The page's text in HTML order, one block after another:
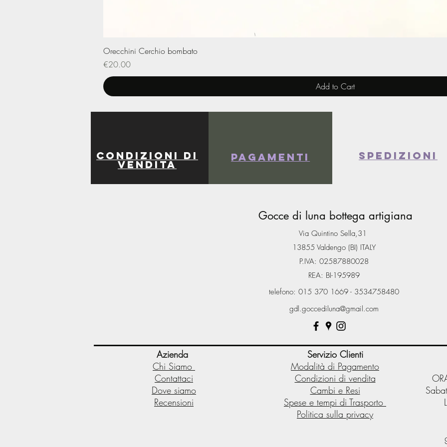
Orecchini Cerchio bombato
Price
€20.00
Add to Cart
Pagamenti spedizioni
Condizioni di
vendita
Gocce di luna bottega artigiana
Via Quintino Sella,31
13855 Valdengo (BI) ITALY
P.IVA: 02587880028
REA: BI-195989
telefono: 015 370 1669 - 3534758480
gdl.goccediluna@gmail.com
Azienda
Chi Siamo
Contattaci
Dove siamo
Recensioni
Servizio Clienti
Modalità di Pagamento
Condizioni di vendita
Cambi e Resi
Spese e tempi di Trasporto
Politica sulla privacy